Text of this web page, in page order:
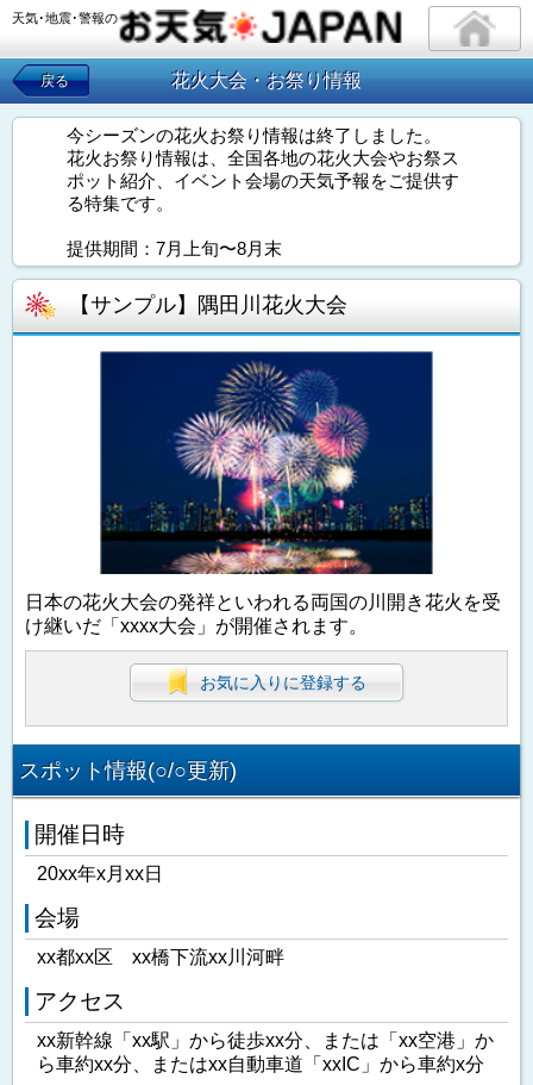
天気･地震･警報の
戻る 花火大会・お祭り情報
今シーズンの花火お祭り情報は終了しました。
花火お祭り情報は、全国各地の花火大会やお祭ス
ポット紹介、イベント会場の天気予報をご提供す
る特集です。
提供期間：7月上旬〜8月末
【サンプル】隅田川花火大会
日本の花火大会の発祥といわれる両国の川開き花火を受
け継いだ「xxxx大会」が開催されます。
お気に入りに登録する
スポット情報(○/○更新)
開催日時
20xx年x月xx日
会場
xx都xx区 xx橋下流xx川河畔
アクセス
xx新幹線「xx駅」から徒歩xx分、または「xx空港」か
ら車約xx分、またはxx自動車道「xxIC」から車約x分